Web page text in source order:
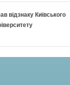
відзнаку Київського